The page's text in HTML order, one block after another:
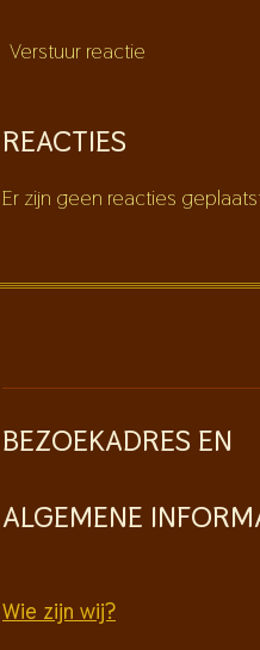
Verstuur reactie
REACTIES
Er zijn geen reacties
BEZOEKADRES EN
ALGEMENE
Wie zijn wij?